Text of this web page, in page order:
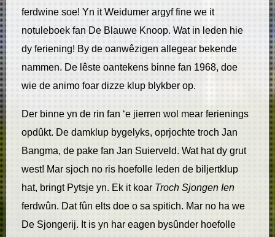
ferdwine soe! Yn it Weidumer argyf fine we it
notuleboek fan De Blauwe Knoop. Wat in leden hie
dy feriening! By de oanwêzigen allegear bekende
nammen. De lêste oantekens binne fan 1968, doe
wie de animo foar dizze klup blykber op.
Der binne yn de rin fan ‘e jierren wol mear ferienings
opdûkt. De damklup bygelyks, oprjochte troch Jan
Bangma, de pake fan Jan Suierveld. Wat hat dy grut
west! Mar sjoch no ris hoefolle leden de biljertklup
hat, bringt Pytsje yn. Ek it koar Troch Sjongen Ien
ferdwûn. Dat fûn elts doe o sa spitich. Mar no ha we
De Sjongerij. It is yn har eagen bysûnder hoefolle